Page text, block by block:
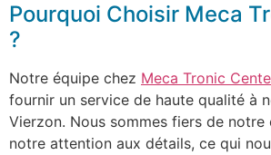
Pourquoi Choisir Meca
?
Notre équipe chez Meca Tronic
fournir un service de haute qualité à
Vierzon. Nous sommes fiers de
notre attention aux détails, ce qui